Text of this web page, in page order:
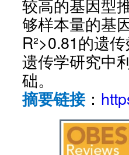
较高的基因型
够样本量的基
R²>0.81的遗
遗传学研究中
础。
摘要链接：